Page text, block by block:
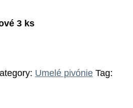
3 ks
Umelé pivónie Tag: